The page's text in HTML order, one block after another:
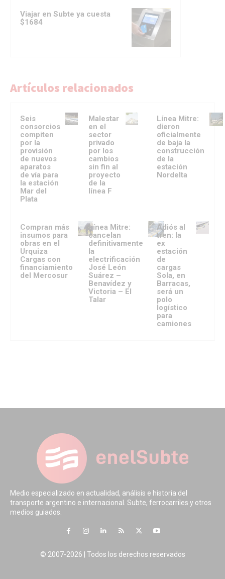
Viajar en Subte ya cuesta
$1684
Artículos relacionados
Seis
consorcios
compiten
por la
provisión
de nuevos
aparatos
de vía para
la estación
Mar del
Plata
Malestar
en el
sector
privado
por los
cambios
sin fin al
proyecto
de la
línea F
Línea Mitre:
dieron
oficialmente
de baja la
construcción
de la
estación
Nordelta
Compran más
insumos para
obras en el
Urquiza
Cargas con
financiamiento
del Mercosur
Línea Mitre:
cancelan
definitivamente
la
electrificación
José León
Suárez –
Benavídez y
Victoria – El
Talar
Adiós al
tren: la
ex
estación
de
cargas
Sola, en
Barracas,
será un
polo
logístico
para
camiones
Medio especializado en actualidad, análisis e historia del
transporte argentino e internacional. Subte, ferrocarriles y otros
medios guiados.
© 2007-2026 | Todos los derechos reservados